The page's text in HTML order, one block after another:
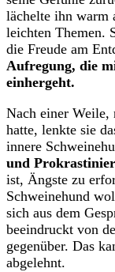
lächelte ihn warm
leichten Themen.
die Freude am
Aufregung, die
einhergeht.
Nach einer Weile,
hatte, lenkte sie
innere
und
ist, Ängste zu
Schweinehund
sich aus dem
beeindruckt von
gegenüber. Das
abgelehnt.